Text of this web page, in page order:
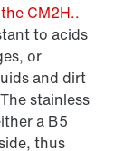
CM2H..
to acids
or
and dirt
stainless
a B5
thus